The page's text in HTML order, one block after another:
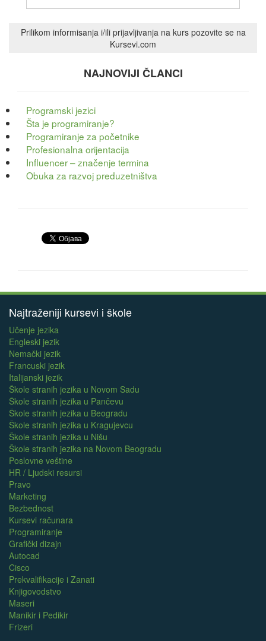
Prilikom informisanja i/ili prijavljivanja na kurs pozovite se na
Kursevi.com
NAJNOVIJI ČLANCI
Programski jezici
Šta je programiranje?
Programiranje za početnike
Profesionalna orijentacija
Influencer – značenje termina
Obuka za razvoj preduzetništva
Najtraženiji kursevi i škole
Učenje jezika
Engleski jezik
Nemački jezik
Francuski jezik
Italijanski jezik
Škole stranih jezika u Novom Sadu
Škole stranih jezika u Pančevu
Škole stranih jezika u Beogradu
Škole stranih jezika u Kragujevcu
Škole stranih jezika u Nišu
Škole stranih jezika na Novom Beogradu
Poslovne veštine
HR / Ljudski resursi
Pravo
Marketing
Bezbednost
Kursevi računara
Programiranje
Grafički dizajn
Autocad
Cisco
Prekvalifikacije i Zanati
Knjigovodstvo
Maseri
Manikir i Pedikir
Frizeri